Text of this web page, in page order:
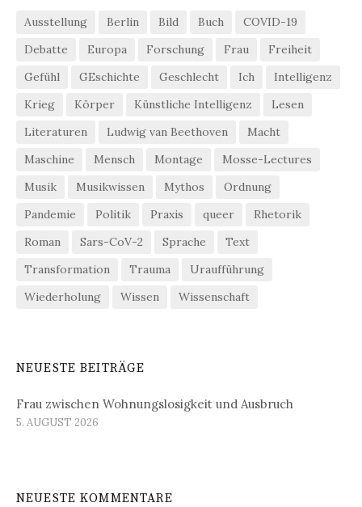
Ausstellung Berlin Bild Buch
COVID-19
Debatte
Europa Forschung Frau
Freiheit
Gefühl
GEschichte Geschlecht Ich
Intelligenz
Krieg
Körper Künstliche Intelligenz
Lesen
Literaturen
Ludwig van Beethoven
Macht
Maschine
Mensch Montage
Mosse-Lectures
Musik
Musikwissen Mythos
Ordnung
Pandemie
Politik Praxis queer
Rhetorik
Roman
Sars-CoV-2 Sprache
Text
Transformation
Trauma
Uraufführung
Wiederholung
Wissen Wissenschaft
NEUESTE BEITRÄGE
Frau zwischen Wohnungslosigkeit und Ausbruch
5. AUGUST 2026
NEUESTE KOMMENTARE